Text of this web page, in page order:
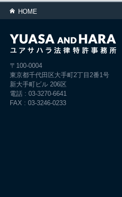
HOME
〒100-0004
東京都千代田区大手町2丁目2番1号
新大手町ビル 206区
電話 : 03-3270-6641
FAX : 03-3246-0233